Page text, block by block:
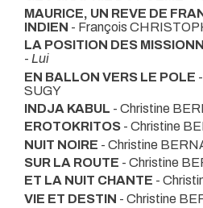
MAURICE, UN REVE DE
INDIEN - François
LA POSITION DES
- Lui
EN BALLON VERS LE POLE
SUGY
INDJA KABUL - Christine
EROTOKRITOS - Christine
NUIT NOIRE - Christine
SUR LA ROUTE - Christine
ET LA NUIT CHANTE -
VIE ET DESTIN - Christine